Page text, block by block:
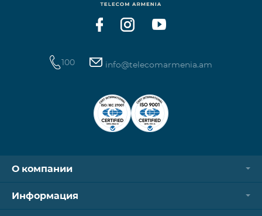
100 info@telecomarmenia.am
О компании
Информация